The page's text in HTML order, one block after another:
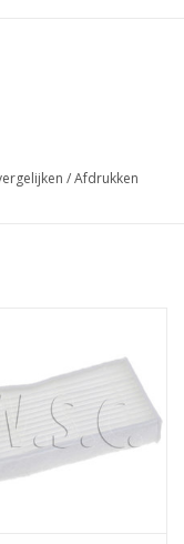
dit product
/Afdrukken